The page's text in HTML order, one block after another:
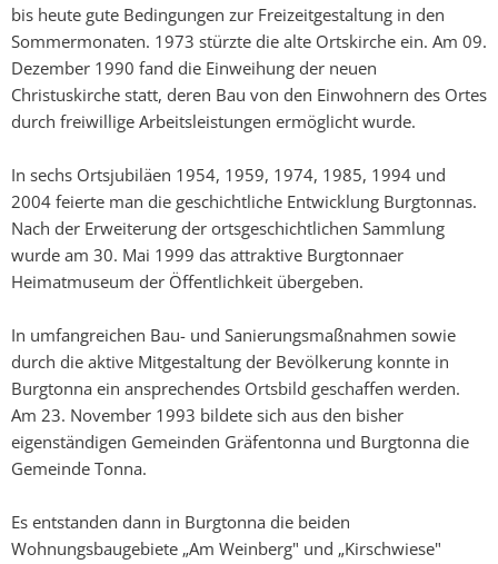
bis heute gute Bedingungen zur Freizeitgestaltung in den
Sommermonaten. 1973 stürzte die alte Ortskirche ein. Am 09.
Dezember 1990 fand die Einweihung der neuen
Christuskirche statt, deren Bau von den Einwohnern des Ortes
durch freiwillige Arbeitsleistungen ermöglicht wurde.
In sechs Ortsjubiläen 1954, 1959, 1974, 1985, 1994 und
2004 feierte man die geschichtliche Entwicklung Burgtonnas.
Nach der Erweiterung der ortsgeschichtlichen Sammlung
wurde am 30. Mai 1999 das attraktive Burgtonnaer
Heimatmuseum der Öffentlichkeit übergeben.
In umfangreichen Bau- und Sanierungsmaßnahmen sowie
durch die aktive Mitgestaltung der Bevölkerung konnte in
Burgtonna ein ansprechendes Ortsbild geschaffen werden.
Am 23. November 1993 bildete sich aus den bisher
eigenständigen Gemeinden Gräfentonna und Burgtonna die
Gemeinde Tonna.
Es entstanden dann in Burgtonna die beiden
Wohnungsbaugebiete „Am Weinberg" und „Kirschwiese"